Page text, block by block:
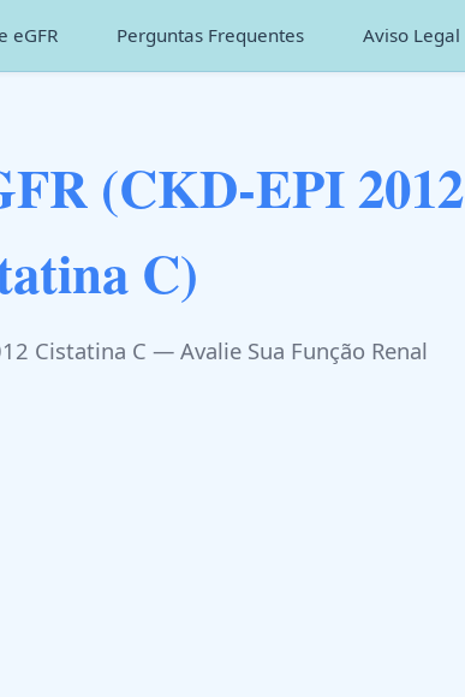
eGFR Perguntas Frequentes Aviso Legal
(CKD-EPI 2012
C)
Cistatina C — Avalie Sua Função Renal